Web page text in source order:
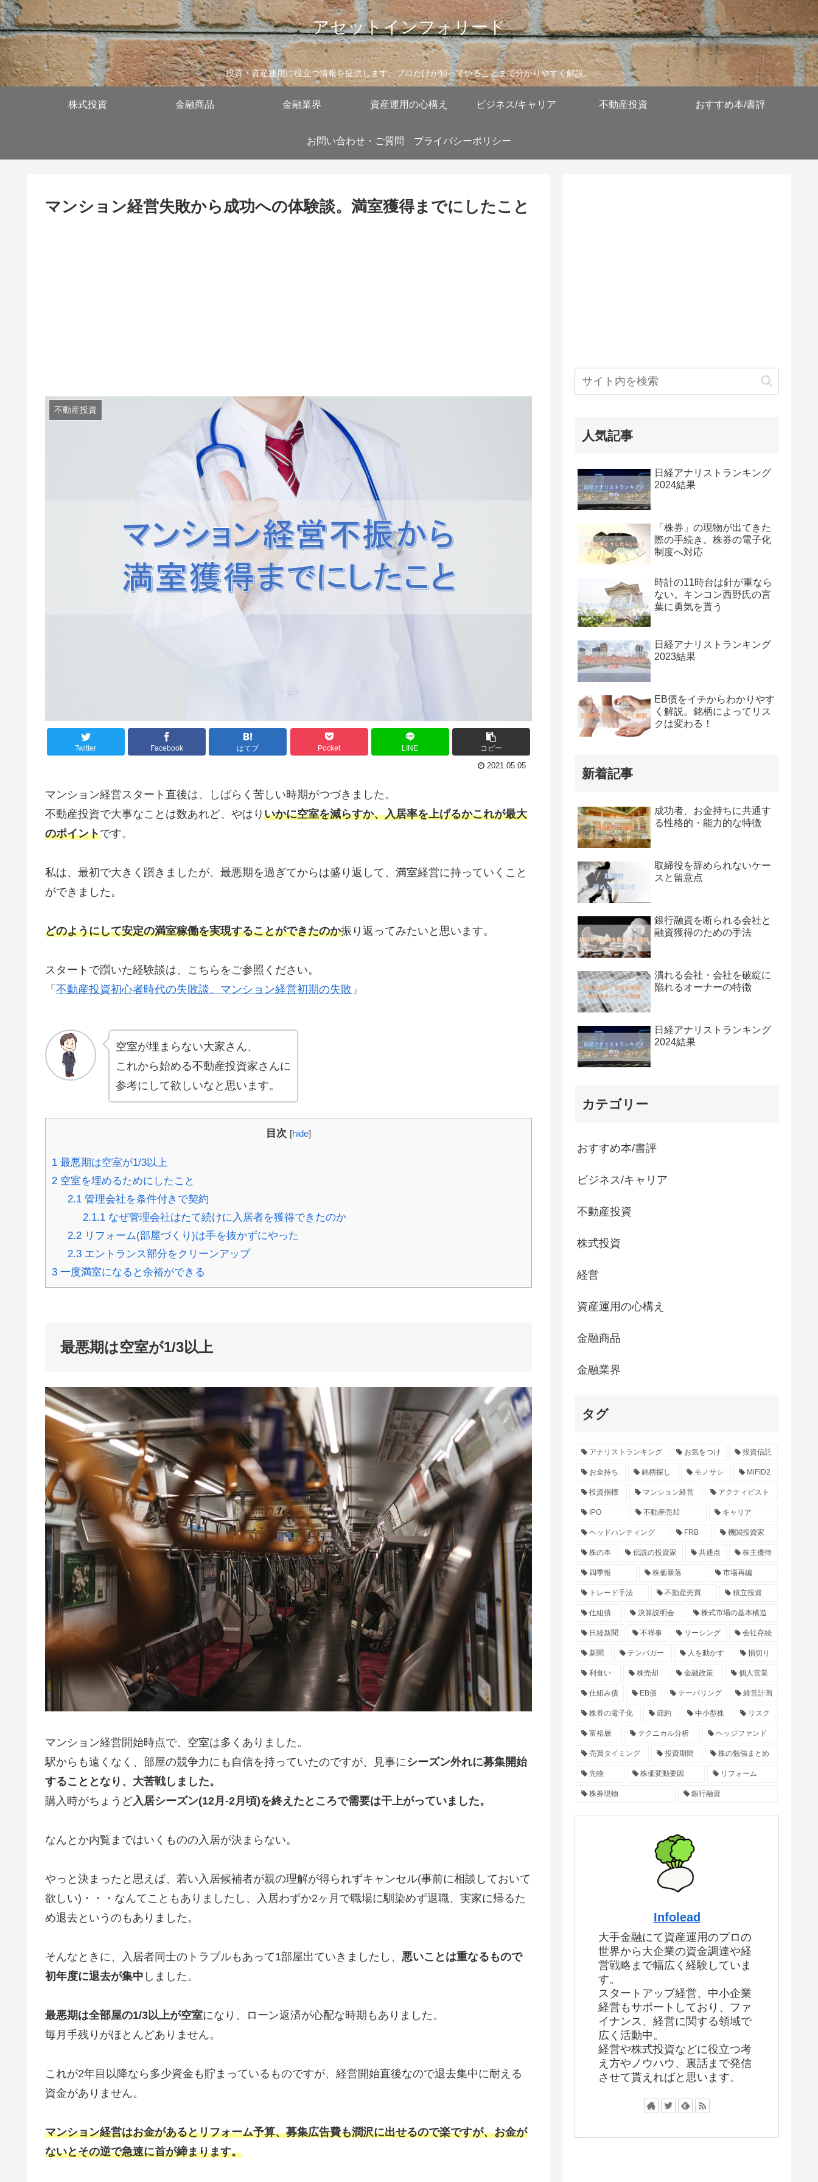
アセットインフォリード
投資・資産運用に役立つ情報を提供します。プロだけが知っていることまで分かりやすく解説。
株式投資 金融商品 金融業界 資産運用の心構え ビジネス/キャリア 不動産投資 おすすめ本/書評
お問い合わせ・ご質問 プライバシーポリシー
マンション経営失敗から成功への体験談。満室獲得までにしたこと
不動産投資
Twitter Facebook はてブ Pocket LINE コピー
2021.05.05
マンション経営スタート直後は、しばらく苦しい時期がつづきました。
不動産投資で大事なことは数あれど、やはり いかに空室を減らすか、入居率を上げるかこれが最大
のポイントです。
私は、最初で大きく躓きましたが、最悪期を過ぎてからは盛り返して、満室経営に持っていくこと
ができました。
どのようにして安定の満室稼働を実現することができたのか振り返ってみたいと思います。
スタートで躓いた経験談は、こちらをご参照ください。
「 不動産投資初心者時代の失敗談。マンション経営初期の失敗 」
空室が埋まらない大家さん、
これから始める不動産投資家さんに
参考にして欲しいなと思います。
目次 [hide]
1 最悪期は空室が1/3以上
2 空室を埋めるためにしたこと
2.1管理会社を条件付きで契約
2.1.1 なぜ管理会社はたて続けに入居者を獲得できたのか
2.2リフォーム(部屋づくり)は手を抜かずにやった
2.3エントランス部分をクリーンアップ
3 一度満室になると余裕ができる
最悪期は空室が1/3以上
マンション経営開始時点で、空室は多くありました。
駅からも遠くなく、部屋の競争力にも自信を持っていたのですが、見事にシーズン外れに募集開始
することとなり、大苦戦しました。
購入時がちょうど入居シーズン(12月-2月頃)を終えたところで需要は干上がっていました。
なんとか内覧まではいくものの入居が決まらない。
やっと決まったと思えば、若い入居候補者が親の理解が得られずキャンセル(事前に相談しておいて
欲しい)・・・なんてこともありましたし、入居わずか2ヶ月で職場に馴染めず退職、実家に帰るた
め退去というのもありました。
そんなときに、入居者同士のトラブルもあって1部屋出ていきましたし、 悪いことは重なるもので
初年度に退去が集中 しました。
最悪期は全部屋の1/3以上が空室になり、ローン返済が心配な時期もありました。
毎月手残りがほとんどありません。
これが2年目以降なら多少資金も貯まっているものですが、経営開始直後なので退去集中に耐える
資金がありません。
マンション経営はお金があるとリフォーム予算、募集広告費も潤沢に出せるので楽ですが、お金が
ないとその逆で急速に首が締まります。
人気記事
日経アナリストランキング
2024結果
「株券」の現物が出てきた
際の手続き。株券の電子化
制度へ対応
時計の11時台は針が重なら
ない。キンコン西野氏の言
葉に勇気を貰う
日経アナリストランキング
2023結果
EB債をイチからわかりやす
く解説。銘柄によってリス
クは変わる！
新着記事
成功者、お金持ちに共通す
る性格的・能力的な特徴
取締役を辞められないケー
スと留意点
銀行融資を断られる会社と
融資獲得のための手法
潰れる会社・会社を破綻に
陥れるオーナーの特徴
日経アナリストランキング
2024結果
カテゴリー
おすすめ本/書評
ビジネス/キャリア
不動産投資
株式投資
経営
資産運用の心構え
金融商品
金融業界
タグ
アナリストランキング お気をつけ 投資信託
お金持ち 銘柄探し モノサシ MiFID2
投資指標 マンション経営 アクティビスト
IPO 不動産売却 キャリア
ヘッドハンティング FRB 機関投資家
株の本 伝説の投資家 共通点 株主優待
四季報 株価暴落 市場再編
トレード手法 不動産売買 積立投資
仕組債 決算説明会 株式市場の基本構造
日経新聞 不祥事 リーシング 会社存続
新聞 テンバガー 人を動かす 損切り
利食い 株売却 金融政策 個人営業
仕組み債 EB債 テーパリング 経営計画
株券の電子化 節約 中小型株 リスク
富裕層 テクニカル分析 ヘッジファンド
売買タイミング 投資期間 株の勉強まとめ
先物 株価変動要因 リフォーム
株券現物 銀行融資
Infolead
大手金融にて資産運用のプロの
世界から大企業の資金調達や経
営戦略まで幅広く経験していま
す。
スタートアップ経営、中小企業
経営もサポートしており、ファ
イナンス、経営に関する領域で
広く活動中。
経営や株式投資などに役立つ考
え方やノウハウ、裏話まで発信
させて貰えればと思います。